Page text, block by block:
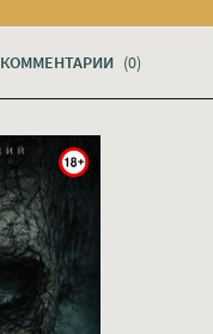
КОММЕНТАРИИ (0)